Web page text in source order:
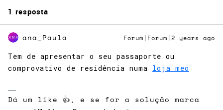
1 resposta
ana_Paula Forum|Forum|2 years ago
Tem de apresentar o seu passaporte ou
comprovativo de residência numa loja meo
Dá um like 👍, e se for a solução marca